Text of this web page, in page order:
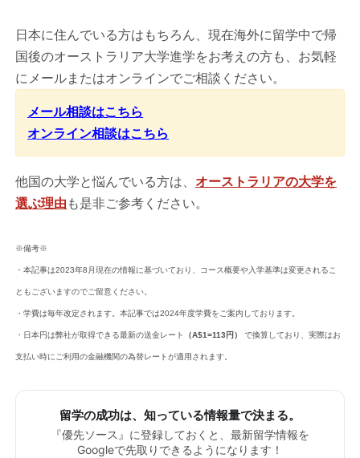
日本に住んでいる方はもちろん、現在海外に留学中で帰
国後のオーストラリア大学進学をお考えの方も、お気軽
にメールまたはオンラインでご相談ください。
メール相談はこちら
オンライン相談はこちら
他国の大学と悩んでいる方は、 オーストラリアの大学を
選ぶ理由 も是非ご参考ください。
※備考※
・本記事は2023年8月現在の情報に基づいており、コース概要や入学基準は変更されるこ
ともございますのでご留意ください。
・学費は毎年改定されます。本記事では2024年度学費をご案内しております。
・日本円は弊社が取得できる最新の送金レート （A$1=113円）で換算しており、実際はお
支払い時にご利用の金融機関の為替レートが適用されます。
留学の成功は、知っている情報量で決まる。
『優先ソース』に登録しておくと、最新留学情報を
Googleで先取りできるようになります！